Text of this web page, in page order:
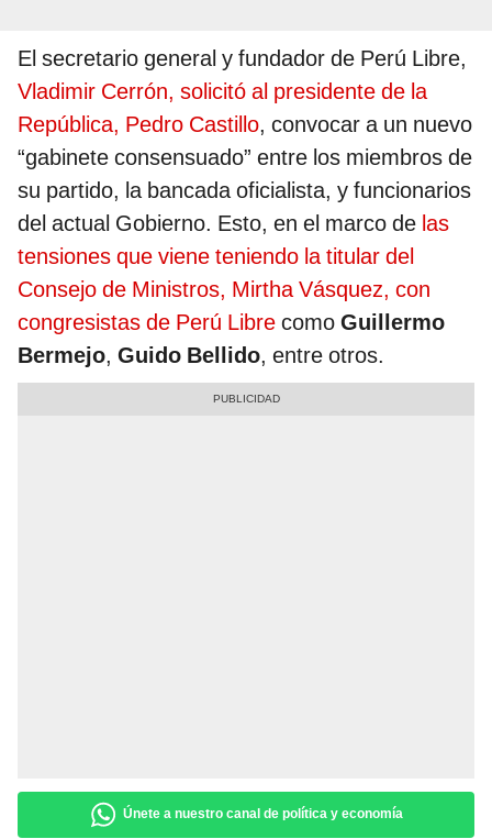
El secretario general y fundador de Perú Libre,
Vladimir Cerrón, solicitó al presidente de la
República, Pedro Castillo, convocar a un nuevo
“gabinete consensuado” entre los miembros de
su partido, la bancada oficialista, y funcionarios
del actual Gobierno. Esto, en el marco de las
tensiones que viene teniendo la titular del
Consejo de Ministros, Mirtha Vásquez, con
congresistas de Perú Libre como Guillermo
Bermejo, Guido Bellido, entre otros.
Únete a nuestro canal de política y economía